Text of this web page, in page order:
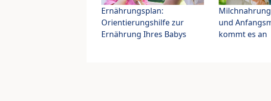
Ernährungsplan:
Orientierungshilfe zur
Ernährung Ihres Babys
und
kommt es an